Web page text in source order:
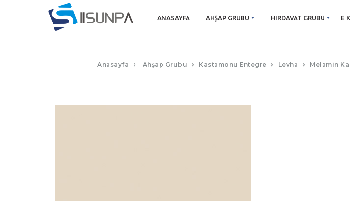
ANASAYFA AHŞAP GRUBU HIRDAVAT GRUBU E
Anasayfa Ahşap Grubu Kastamonu Entegre Levha Melamin